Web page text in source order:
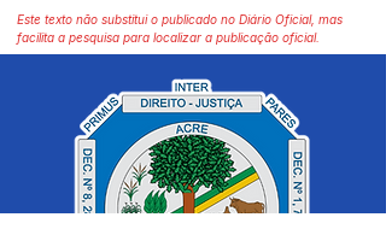
Este texto não substitui o publicado no Diário Oficial, mas
facilita a pesquisa para localizar a publicação oficial.